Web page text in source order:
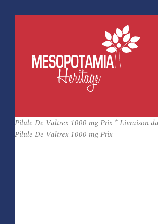
Pilule De Valtrex 1000 mg Prix * Livraison
Pilule De Valtrex 1000 mg Prix